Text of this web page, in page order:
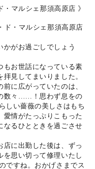
マルシェ那須高原店 》
ド・マルシェ那須高原店
がお過ごしでしょう
もお世話になっている素
見してまいりました。
に広がっていたのは、
数々……！思わず息をの
しい薔薇の美しさはもち
愛情がたっぷりこもった
なるひとときを過ごさせ
店に出勤した後は、ずっ
を思い切って修理いたし
ですね。おかげさまでス